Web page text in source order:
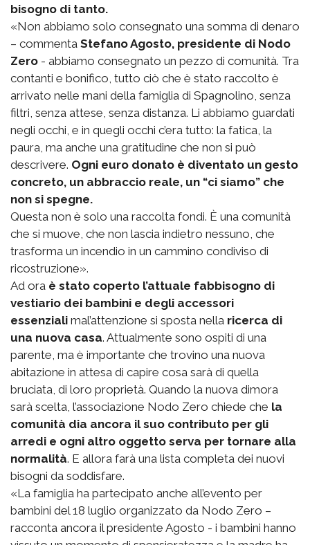
bisogno di tanto.
«Non abbiamo solo consegnato una somma di denaro
– commenta Stefano Agosto, presidente di Nodo
Zero - abbiamo consegnato un pezzo di comunità. Tra
contanti e bonifico, tutto ciò che è stato raccolto è
arrivato nelle mani della famiglia di Spagnolino, senza
filtri, senza attese, senza distanza. Li abbiamo guardati
negli occhi, e in quegli occhi c’era tutto: la fatica, la
paura, ma anche una gratitudine che non si può
descrivere. Ogni euro donato è diventato un gesto
concreto, un abbraccio reale, un “ci siamo” che
non si spegne.
Questa non è solo una raccolta fondi. È una comunità
che si muove, che non lascia indietro nessuno, che
trasforma un incendio in un cammino condiviso di
ricostruzione».
Ad ora è stato coperto l’attuale fabbisogno di
vestiario dei bambini e degli accessori
essenziali mal’attenzione si sposta nella ricerca di
una nuova casa. Attualmente sono ospiti di una
parente, ma è importante che trovino una nuova
abitazione in attesa di capire cosa sarà di quella
bruciata, di loro proprietà. Quando la nuova dimora
sarà scelta, l’associazione Nodo Zero chiede che la
comunità dia ancora il suo contributo per gli
arredi e ogni altro oggetto serva per tornare alla
normalità. E allora farà una lista completa dei nuovi
bisogni da soddisfare.
«La famiglia ha partecipato anche all’evento per
bambini del 18 luglio organizzato da Nodo Zero –
racconta ancora il presidente Agosto - i bambini hanno